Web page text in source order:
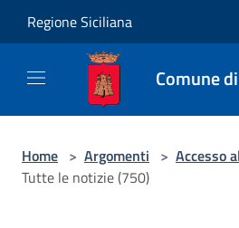
Regione Siciliana
Comune
Home > Argomenti > Accesso
Tutte le notizie (750)